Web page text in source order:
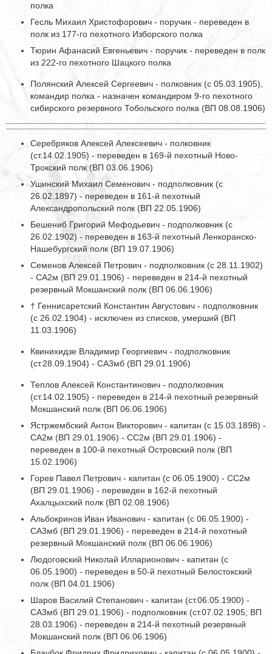
полка
Гесль Михаил Христофорович - поручик - переведен в
полк из 177-го пехотного Изборского полка
Тюрин Афанасий Евгеньевич - поручик - переведен в полк
из 222-го пехотного Шацкого полка
Полянский Алексей Сергеевич - полковник (с 05.03.1905),
командир полка - назначен командиром 9-го пехотного
сибирского резервного Тобольского полка (ВП 08.08.1906)
Серебряков Алексей Алексеевич - полковник
(ст.14.02.1905) - переведен в 169-й пехотный Ново-
Трокский полк (ВП 03.06.1906)
Ушинский Михаил Семенович - подполковник (с
26.02.1897) - переведен в 161-й пехотный
Александропольский полк (ВП 22.05.1906)
Бешениб Григорий Мефодьевич - подполковник (с
26.02.1902) - переведен в 163-й пехотный Ленкоранско-
Нашебургский полк (ВП 19.07.1906)
Семенов Алексей Петрович - подполковник (с 28.11.1902)
- СА2м (ВП 29.01.1906) - переведен в 214-й пехотный
резервный Мокшанский полк (ВП 06.06.1906)
† Геннисаретский Константин Августович - подполковник
(с 26.02.1904) - исключен из списков, умерший (ВП
11.03.1906)
Квинихидзе Владимир Георгиевич - подполковник
(ст.28.09.1904) - СА3мб (ВП 29.01.1906)
Теплов Алексей Константинович - подполковник
(ст.14.02.1905) - переведен в 214-й пехотный резервный
Мокшанский полк (ВП 06.06.1906)
Ястржембский Антон Викторович - капитан (с 15.03.1898) -
СА2м (ВП 29.01.1906) - СС2м (ВП 29.01.1906) -
переведен в 100-й пехотный Островский полк (ВП
15.02.1906)
Горев Павел Петрович - капитан (с 06.05.1900) - СС2м
(ВП 29.01.1906) - переведен в 162-й пехотный
Ахалцыхский полк (ВП 02.08.1906)
Альбокринов Иван Иванович - капитан (с 06.05.1900) -
СА3мб (ВП 29.01.1906) - переведен в 214-й пехотный
резервный Мокшанский полк (ВП 06.06.1906)
Людоговский Николай Илларионович - капитан (с
06.05.1900) - переведен в 50-й пехотный Белостокский
полк (ВП 04.01.1906)
Шаров Василий Степанович - капитан (ст.06.05.1900) -
СА3мб (ВП 29.01.1906) - подполковник (ст.07.02.1905; ВП
28.03.1906) - переведен в 214-й пехотный резервный
Мокшанский полк (ВП 06.06.1906)